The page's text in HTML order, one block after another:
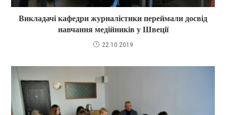
Викладачі кафедри журналістики переймали досвід
навчання медійників у Швеції
22.10.2019